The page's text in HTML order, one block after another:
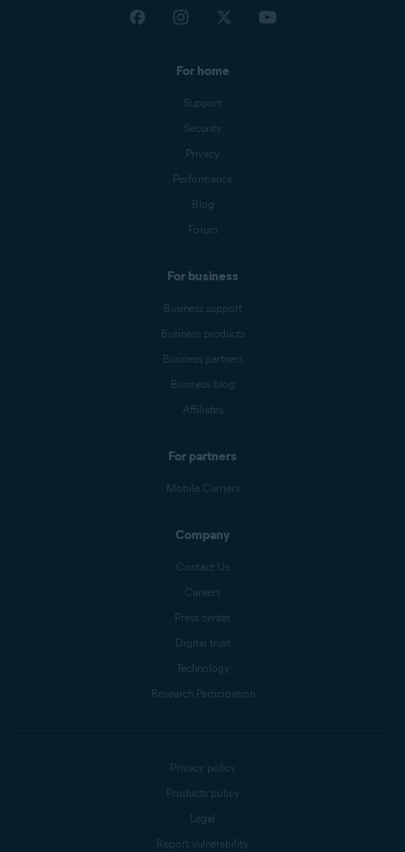
For home
Support
Security
Privacy
Performance
Blog
Forum
For business
Business support
Business products
Business partners
Business blog
Affiliates
For partners
Mobile Carriers
Company
Contact Us
Careers
Press center
Digital trust
Technology
Research Participation
Privacy policy
Products policy
Legal
Report vulnerability